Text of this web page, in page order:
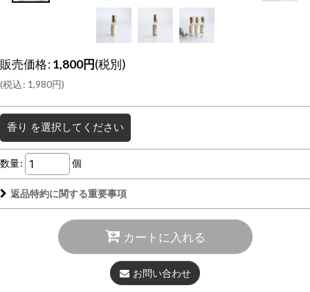
販売価格:1,800円(税別)
(税込: 1,980円)
香り を選択してください
数量: 個
返品特約に関する重要事項
カートに入れる
お問い合わせ